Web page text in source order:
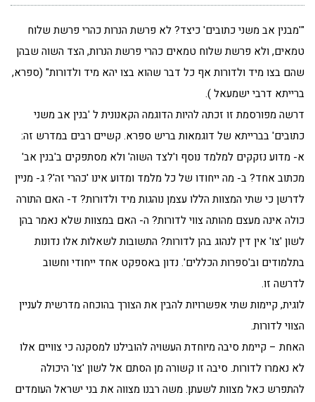
"'מבנין אב משני כתובים' כיצד? לא פרשת הנרות כהרי פרשת שלוח
טמאים, ולא פרשת שלוח טמאים כהרי פרשת הנרות, הצד השוה שבהן
שהם בצו מיד ולדורות אף כל דבר שהוא בצו יהא מיד ולדורות" (ספרא,
ברייתא דרבי ישמעאל ).
דרשה מפורסמת זו זכתה להיות הדוגמה הקאנונית ל 'בנין אב משני
כתובים' בברייתא של דוגמאות בריש ספרא. קשיים רבים במדרש זה:
א- מדוע נזקקים למלמד נוסף ו'לצד השוה' ולא מסתפקים ב'בנין אב'
מכתוב אחד? ב- מה ייחודו של כל מלמד ומדוע אינו 'כהרי זה'? ג- מניין
לדרשן כי שתי המצוות הללו עצמן נוהגות מיד ולדורות? ד- האם התורה
כולה אינה מעצם מהותה צווי לדורות? ה- האם במצוות שלא נאמר בהן
לשון 'צו' אין דין לנהוג בהן לדורות? התשובות לשאלות אלו נדונות
בתלמודים וב'ספרות הכללים'. נדון באספקט אחד ייחודי וחשוב
לדרשה זו.
לוגית, קיימות שתי אפשרויות להבין את הצורך בהוכחה מדרשית לעניין
הצווי לדורות.
האחת – קיימת סיבה מיוחדת העשויה להובילנו למסקנה כי צוויים אלו
לא נאמרו לדורות. סיבה זו קשורה מן הסתם אל לשון 'צו' היכולה
להתפרש כאל מצוות לשעתן. משה רבנו מצווה את בני ישראל העומדים